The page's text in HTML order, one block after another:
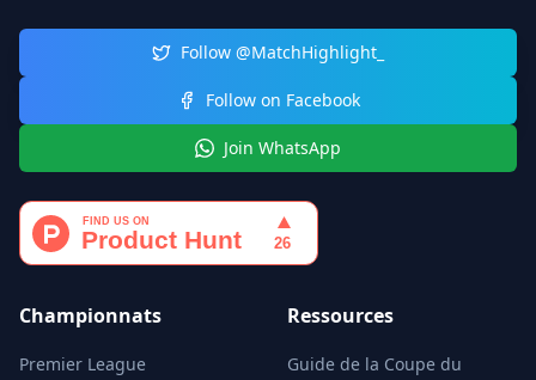
Follow @MatchHighlight_
Follow on Facebook
Join WhatsApp
Championnats
Premier League
Ressources
Guide de la Coupe du